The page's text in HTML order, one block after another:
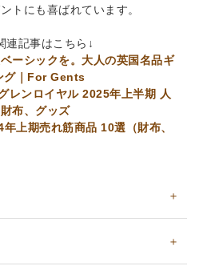
トにも喜ばれています。
連記事はこちら↓
ーシックを。大人の英国名品ギ
グ｜For Gents
レンロイヤル 2025年上半期 人
布、グッズ
上期売れ筋商品 10選（財布、